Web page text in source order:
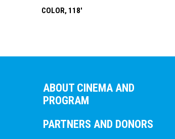
COLOR, 118'
ABOUT CINEMA AND
PROGRAM
PARTNERS AND DONORS